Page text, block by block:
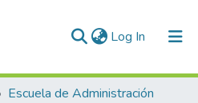
Log In (current)
Escuela de Administración